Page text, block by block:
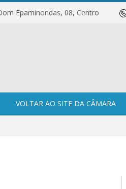
Epaminondas, 08, Centro
VOLTAR AO SITE DA CÂMARA